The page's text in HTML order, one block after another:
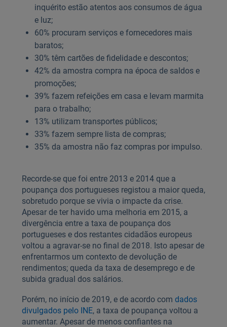
inquérito estão atentos aos consumos de água
e luz;
60% procuram serviços e fornecedores mais
baratos;
30% têm cartões de fidelidade e descontos;
42% da amostra compra na época de saldos e
promoções;
39% fazem refeições em casa e levam marmita
para o trabalho;
13% utilizam transportes públicos;
33% fazem sempre lista de compras;
35% da amostra não faz compras por impulso.
Recorde-se que foi entre 2013 e 2014 que a
poupança dos portugueses registou a maior queda,
sobretudo porque se vivia o impacte da crise.
Apesar de ter havido uma melhoria em 2015, a
divergência entre a taxa de poupança dos
portugueses e dos restantes cidadãos europeus
voltou a agravar-se no final de 2018. Isto apesar de
enfrentarmos um contexto de devolução de
rendimentos; queda da taxa de desemprego e de
subida gradual dos salários.
Porém, no início de 2019, e de acordo com dados
divulgados pelo INE, a taxa de poupança voltou a
aumentar. Apesar de menos confiantes na